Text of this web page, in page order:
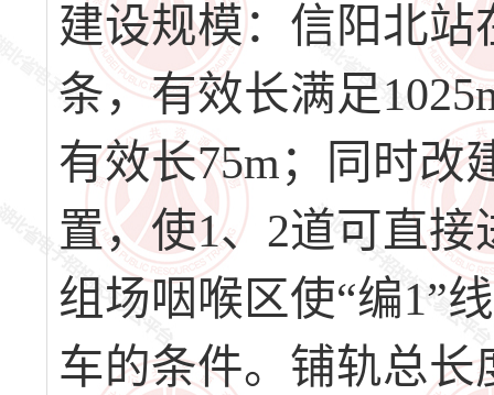
建设规模：信阳北
条，有效长满足
有效长75m；同时改
置，使1、2道可直
组场咽喉区使“编1”
车的条件。铺轨总长